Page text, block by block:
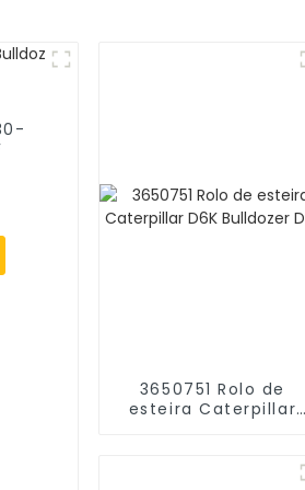
3650751 Rolo de
esteira Caterpillar